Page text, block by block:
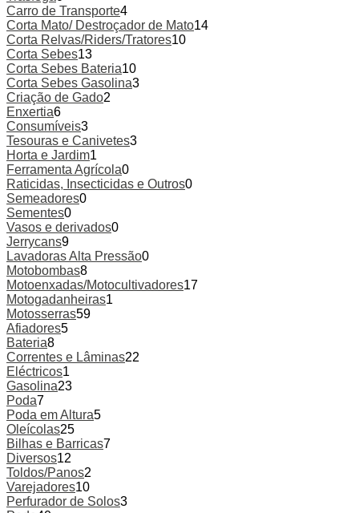
Carro de Transporte4
Corta Mato/ Destroçador de Mato14
Corta Relvas/Riders/Tratores10
Corta Sebes13
Corta Sebes Bateria10
Corta Sebes Gasolina3
Criação de Gado2
Enxertia6
Consumíveis3
Tesouras e Canivetes3
Horta e Jardim1
Ferramenta Agrícola0
Raticidas, Insecticidas e Outros0
Semeadores0
Sementes0
Vasos e derivados0
Jerrycans9
Lavadoras Alta Pressão0
Motobombas8
Motoenxadas/Motocultivadores17
Motogadanheiras1
Motosserras59
Afiadores5
Bateria8
Correntes e Lâminas22
Eléctricos1
Gasolina23
Poda7
Poda em Altura5
Oleícolas25
Bilhas e Barricas7
Diversos12
Toldos/Panos2
Varejadores10
Perfurador de Solos3